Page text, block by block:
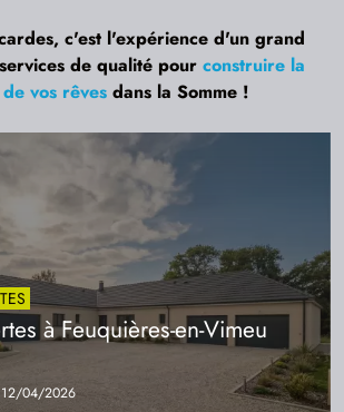
c'est l'expérience d'un grand
de qualité pour construire la
vos rêves dans la Somme !
à Feuquières-en-Vimeu
04/2026